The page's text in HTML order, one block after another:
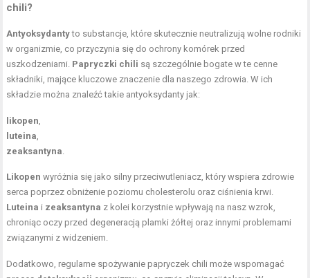
chili?
Antyoksydantyto substancje, które skutecznie neutralizują wolne rodniki
w organizmie, co przyczynia się do ochrony komórek przed
uszkodzeniami. Papryczki chili są szczególnie bogate w te cenne
składniki, mające kluczowe znaczenie dla naszego zdrowia. W ich
składzie można znaleźć takie antyoksydanty jak:
likopen
luteina
zeaksantyna
Likopen wyróżnia się jako silny przeciwutleniacz, który wspiera zdrowie
serca poprzez obniżenie poziomu cholesterolu oraz ciśnienia krwi.
Luteina i zeaksantyna z kolei korzystnie wpływają na nasz wzrok,
chroniąc oczy przed degeneracją plamki żółtej oraz innymi problemami
związanymi z widzeniem.
Dodatkowo, regularne spożywanie papryczek chili może wspomagać